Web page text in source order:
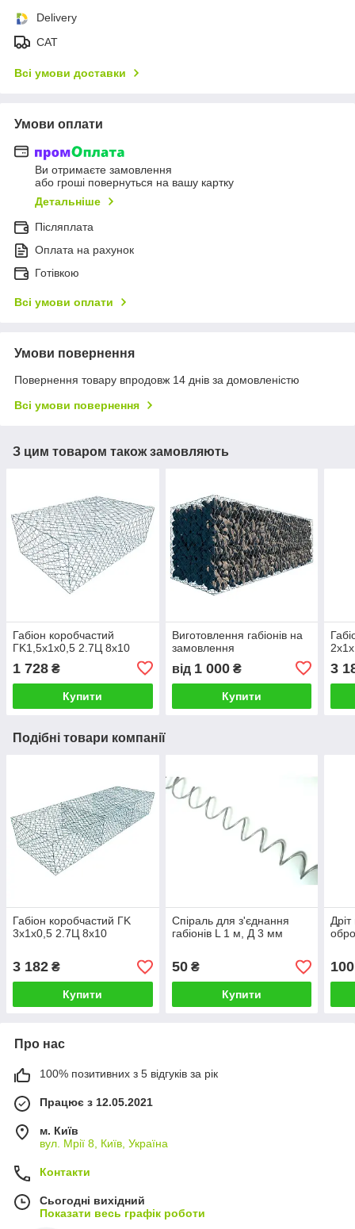
Delivery
САТ
Всі умови доставки
Умови оплати
Ви отримаєте замовлення
або гроші повернуться на вашу картку
Детальніше
Післяплата
Оплата на рахунок
Готівкою
Всі умови оплати
Умови повернення
Повернення товару впродовж 14 днів за домовленістю
Всі умови повернення
З цим товаром також замовляють
Габіон коробчастий
ГK1,5х1х0,5 2.7Ц 8х10
1 728 ₴
Купити
Виготовлення габіонів на
замовлення
від 1 000₴
Купити
3
Подібні товари компанії
Габіон коробчастий ГK
3х1х0,5 2.7Ц 8х10
3 182 ₴
Купити
Спіраль для з'єднання
габіонів L 1 м, Д 3 мм
50₴
Купити
100
Про нас
100% позитивних з 5 відгуків за рік
Працює з 12.05.2021
м. Київ
вул. Мрії 8, Київ, Україна
Контакти
Сьогодні вихідний
Показати весь графік роботи